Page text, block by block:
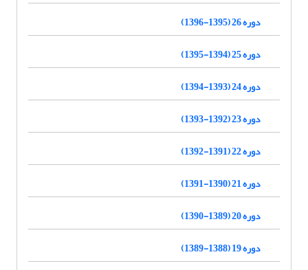
دوره 26 (1395-1396)
دوره 25 (1394-1395)
دوره 24 (1393-1394)
دوره 23 (1392-1393)
دوره 22 (1391-1392)
دوره 21 (1390-1391)
دوره 20 (1389-1390)
دوره 19 (1388-1389)